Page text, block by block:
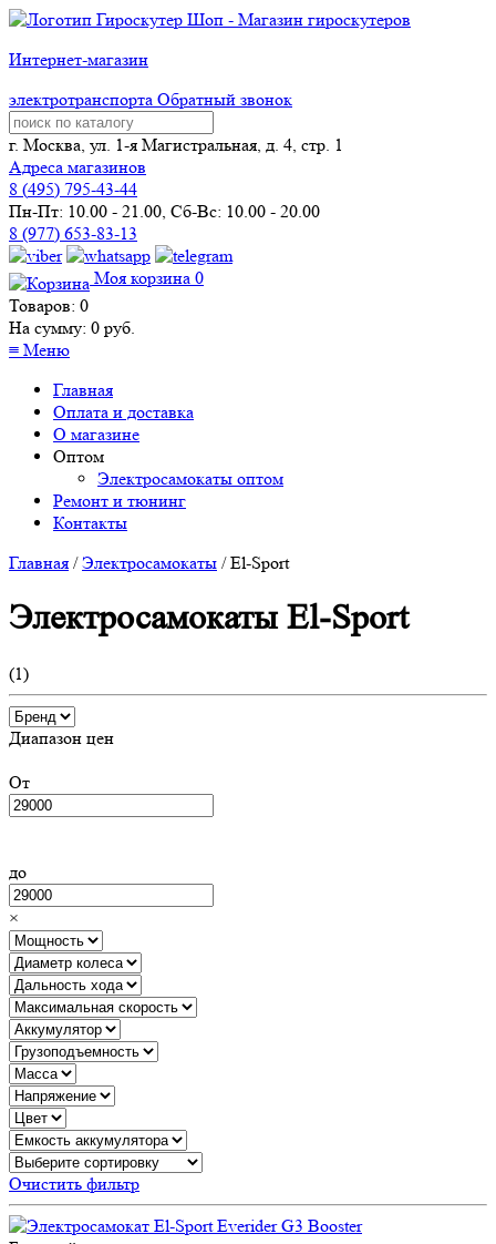
Интернет-магазин
электротранспорта Обратный звонок
г. Москва, ул. 1-я Магистральная, д. 4, стр. 1
Адреса магазинов
8 (495) 795-43-44
Пн-Пт: 10.00 - 21.00, Сб-Вс: 10.00 - 20.00
8 (977) 653-83-13
Моя корзина 0
Товаров: 0
На сумму: 0 руб.
≡ Меню
Главная
Оплата и доставка
О магазине
Оптом
Электросамокаты оптом
Ремонт и тюнинг
Контакты
Главная /Электросамокаты /El-Sport
Электросамокаты El-Sport
(1)
Диапазон цен
От
до
×
Очистить фильтр